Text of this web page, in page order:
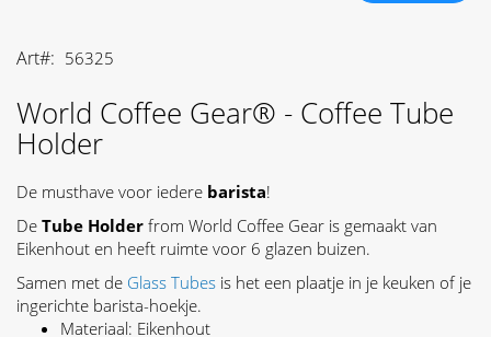
Art 56325
World Coffee Gear® - Coffee Tube
Holder
De musthave voor iedere barista!
De Tube Holder from World Coffee Gear is gemaakt van
Eikenhout en heeft ruimte voor 6 glazen buizen.
Samen met de Glass Tubes is het een plaatje in je keuken of je
ingerichte barista-hoekje.
Materiaal: Eikenhout